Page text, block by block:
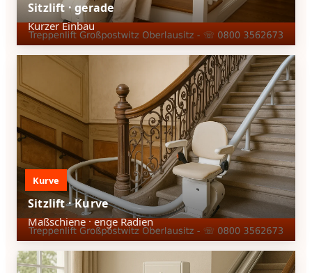
Sitzlift · gerade
Kurzer Einbau
Kurve
Sitzlift · Kurve
Maßschiene · enge Radien